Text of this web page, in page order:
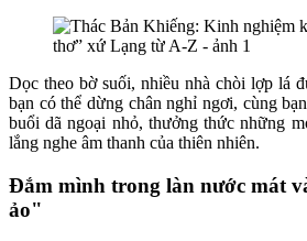
Dọc theo bờ suối, nhiều nhà chòi lợp lá
bạn có thể dừng chân nghỉ ngơi, cùng
buổi dã ngoại nhỏ, thưởng thức những
lắng nghe âm thanh của thiên nhiên.
Đắm mình trong làn nước mát
ảo"